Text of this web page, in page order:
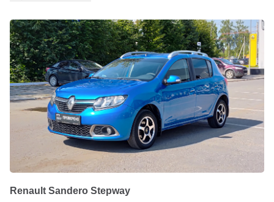
Renault Sandero Stepway